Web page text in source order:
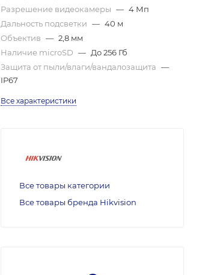
Разрешение видеокамеры — 4 Мп
Дальность подсветки — 40 м
Объектив — 2,8 мм
Наличие microSD — До 256 Гб
Защита от пыли/влаги/вандалозащита —
IP67
Все характеристики
Все товары категории
Все товары бренда Hikvision